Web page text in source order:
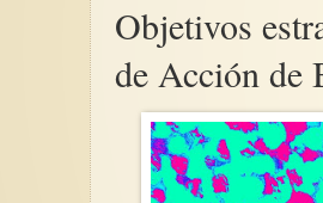
Objetivos
de Acción de